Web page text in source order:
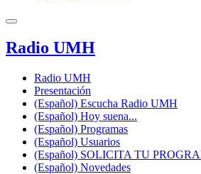
Radio UMH
Radio UMH
Presentación
(Español) Escucha Radio UMH
(Español) Hoy suena...
(Español) Programas
(Español) Usuarios
(Español) SOLICITA TU
(Español) Novedades